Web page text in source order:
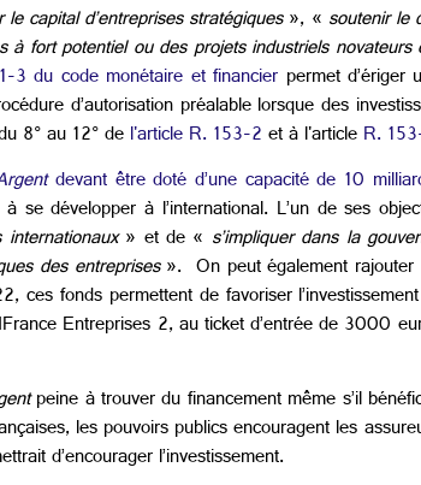
le capital d’entreprises stratégiques», « soutenir le
fort potentiel ou des projets industriels
3 du code monétaire et financier permet
d’autorisation préalable lorsque des
8° au 12° del'article R. 153-2et à l'articleR.
devant être doté d’une capacité de 10
se développer à l’international. L’un de ses
» et de « s’impliquer dans la
des entreprises». On peut également
fonds permettent de favoriser
Entreprises 2, au ticket d’entrée de 3000
peine à trouver du financement même s’il
les pouvoirs publics encouragent les
d’encourager l’investissement.